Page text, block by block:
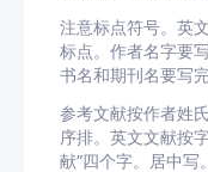
注意标点符号。英
标点。作者名字要
书名和期刊名要写
参考文献按作者姓
序排。英文文献按
献”四个字。居中写